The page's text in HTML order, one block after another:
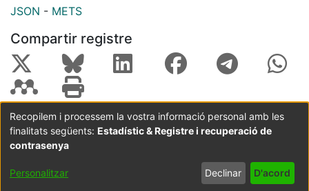
JSON - METS
Compartir registre
Coordinació:CRAI UB Avís legal
Metadades
subjectes a:
Configuració
de cookies
privadesa
Recopilem i processem la vostra informació personal amb les
finalitats següents: Estadístic & Registre i recuperació de
contrasenya
Personalitzar Declinar D'acord